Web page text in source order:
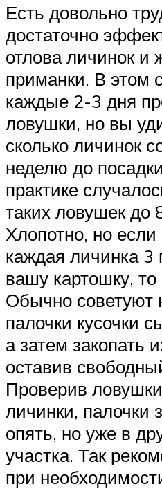
Есть довольно
достаточно
отлова личинок и
приманки. В этом
каждые 2-3 дня
ловушки, но вы
сколько личинок
неделю до
практике
таких ловушек до
Хлопотно, но
каждая личинка 3
вашу картошку, то
Обычно советуют
палочки кусочки
а затем закопать
оставив
Проверив
личинки, палочки
опять, но уже в
участка. Так
при